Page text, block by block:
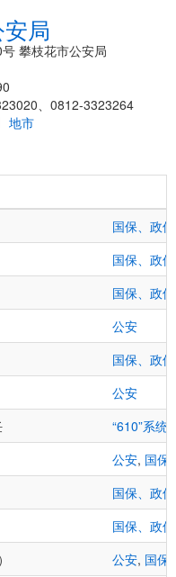
局
攀枝花市公安局
、0812-3323264
地市
国保、政
国保、政
国保、政
公安
国保、政
公安
“610”系统
公安, 国保
国保、政
国保、政
公安, 国保